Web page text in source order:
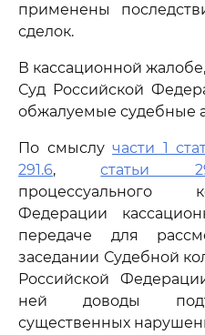
применены
сделок.
В кассационной
Суд Российской
обжалуемые судебные
По смыслу части 1
291.6,статьи
процессуального
Федерации
передаче для
заседании Судебной
Российской
ней доводы
существенных